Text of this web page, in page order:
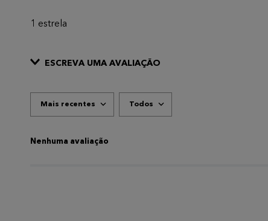
1 estrela
ESCREVA UMA AVALIAÇÃO
Mais recentes Todos
Nenhuma avaliação